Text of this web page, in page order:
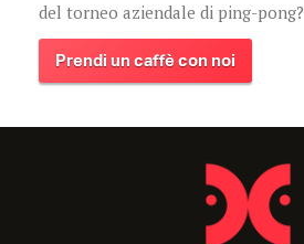
del torneo aziendale di ping-pong?
Prendi un caffè con noi